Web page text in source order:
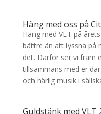
Häng med oss på
Häng med VLT på
bättre än att lyssna på
det. Därför ser vi fram
tillsammans med er
och härlig musik i
Guldstänk med VLT